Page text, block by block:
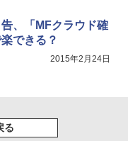
、「MFクラウド確
できる？
2015年2月24日
る